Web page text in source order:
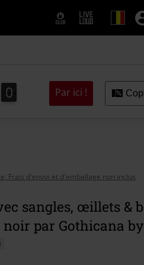
8
9
8
0
9 Par ici !
Frais d'envoi et d'emballage non inclus
sangles, œillets &
noir par Gothicana